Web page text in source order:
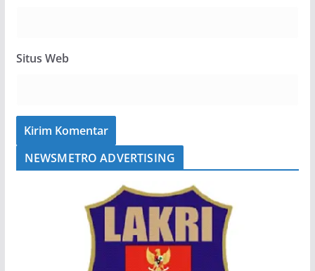
Situs Web
NEWSMETRO ADVERTISING